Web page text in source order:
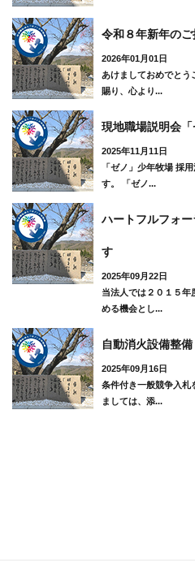
令和８年新年のご
2026年01月01日
あけましておめでとう
賜り、心より...
現地職場説明会
2025年11月11日
「ゼノ」少年牧場 採
す。 「ゼノ...
ハートフルフォ
す
2025年09月22日
当法人では２０１５年
める機会とし...
自動消火設備整
2025年09月16日
条件付き一般競争入札
ましては、添...